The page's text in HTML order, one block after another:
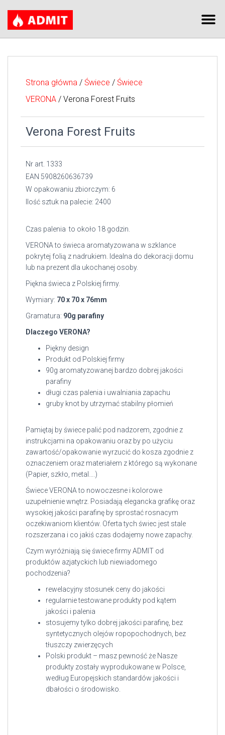
Strona główna / Świece / Świece
VERONA / Verona Forest Fruits
Verona Forest Fruits
Nr art. 1333
EAN 5908260636739
W opakowaniu zbiorczym: 6
Ilość sztuk na palecie: 2400
Czas palenia to około 18 godzin.
VERONA to świeca aromatyzowana w szklance
pokrytej folią z nadrukiem. Idealna do dekoracji domu
lub na prezent dla ukochanej osoby.
Piękna świeca z Polskiej firmy.
Wymiary: 70 x 70 x 76mm
Gramatura: 90g parafiny
Dlaczego VERONA?
Piękny design
Produkt od Polskiej firmy
90g aromatyzowanej bardzo dobrej jakości
parafiny
długi czas palenia i uwalniania zapachu
gruby knot by utrzymać stabilny płomień
Pamiętaj by świece palić pod nadzorem, zgodnie z
instrukcjami na opakowaniu oraz by po użyciu
zawartość/opakowanie wyrzucić do kosza zgodnie z
oznaczeniem oraz materiałem z którego są wykonane
(Papier, szkło, metal….)
Świece VERONA to nowoczesne i kolorowe
uzupełnienie wnętrz. Posiadają elegancka grafikę oraz
wysokiej jakości parafinę by sprostać rosnacym
oczekiwaniom klientów. Oferta tych świec jest stale
rozszerzana i co jakiś czas dodajemy nowe zapachy.
Czym wyróżniają się świece firmy ADMIT od
produktów azjatyckich lub niewiadomego
pochodzenia?
rewelacyjny stosunek ceny do jakości
regularnie testowane produkty pod kątem
jakości i palenia
stosujemy tylko dobrej jakości parafinę, bez
syntetycznych olejów ropopochodnych, bez
tłuszczy zwierzęcych
Polski produkt – masz pewność że Nasze
produkty zostały wyprodukowane w Polsce,
według Europejskich standardów jakości i
dbałości o środowisko.